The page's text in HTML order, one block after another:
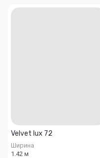
Velvet lux 72
Ширина
1.42 м